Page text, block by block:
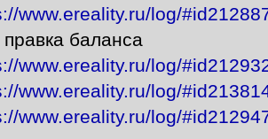
www.ereality.ru/log/
правка баланса
www.ereality.ru/log/
www.ereality.ru/log/
www.ereality.ru/log/